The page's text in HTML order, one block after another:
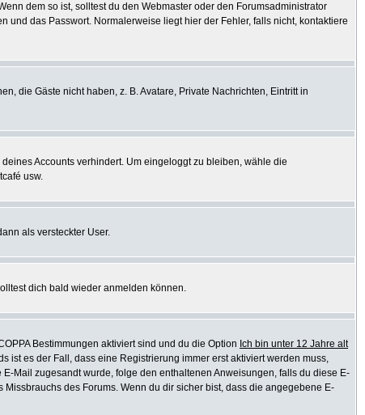
dem so ist, solltest du den Webmaster oder den Forumsadministrator
das Passwort. Normalerweise liegt hier der Fehler, falls nicht, kontaktiere
die Gäste nicht haben, z. B. Avatare, Private Nachrichten, Eintritt in
Accounts verhindert. Um eingeloggt zu bleiben, wähle die
usw.
als versteckter User.
dich bald wieder anmelden können.
Bestimmungen aktiviert sind und du die Option Ich bin unter 12 Jahre alt
ist es der Fall, dass eine Registrierung immer erst aktiviert werden muss,
Mail zugesandt wurde, folge den enthaltenen Anweisungen, falls du diese E-
des Forums. Wenn du dir sicher bist, dass die angegebene E-